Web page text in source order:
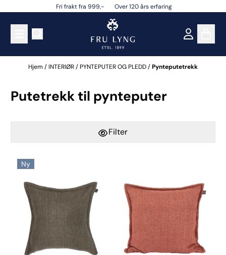
Hopp til innholdFri frakt fra 999,- Over 120 års erfaring
Hjem /INTERIØR/PYNTEPUTER OG PLEDD/Pynteputetrekk
Putetrekk til pynteputer
Filter
Ny